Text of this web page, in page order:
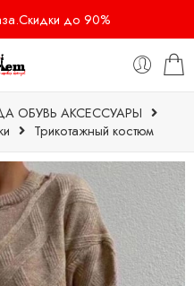
до 90%
ОБУВЬ АКСЕССУАРЫ
Трикотажный костюм